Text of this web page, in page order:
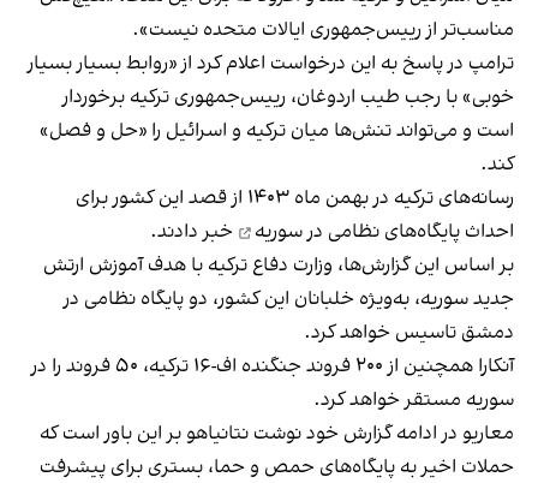
مناسب‌تر از رییس‌جمهوری ایالات متحده نیست».
ترامپ در پاسخ به این درخواست اعلام کرد از «روابط بسیار بسیار
خوبی» با رجب طیب اردوغان، رییس‌‎جمهوری ترکیه برخوردار
است و می‌تواند تنش‌ها میان ترکیه و اسرائیل را «حل و فصل»
کند.
رسانه‌های ترکیه در بهمن‌ ماه ۱۴۰۳ از قصد این کشور برای
احداث پایگاه‌های نظامی در سوریه
خبر دادند.
بر اساس این گزارش‌ها، وزارت دفاع ترکیه با هدف آموزش ارتش
جدید سوریه، به‌ویژه خلبانان این کشور، دو پایگاه نظامی در
دمشق تاسیس خواهد کرد.
آنکارا همچنین از ۲۰۰ فروند جنگنده اف-۱۶ ترکیه، ۵۰ فروند را در
سوریه مستقر خواهد کرد.
معاریو در ادامه گزارش خود نوشت نتانیاهو بر این باور است که
حملات اخیر به پایگاه‌های حمص و حما، بستری برای پیشرفت